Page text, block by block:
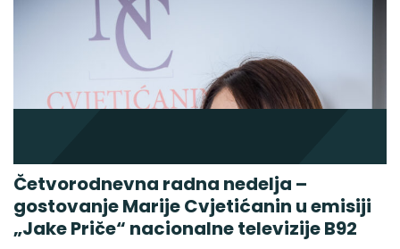
Četvorodnevna radna nedelja –
gostovanje Marije Cvjetićanin u emisiji
„Jake Priče“ nacionalne televizije B92